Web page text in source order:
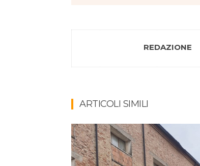
REDAZIONE
ARTICOLI SIMILI